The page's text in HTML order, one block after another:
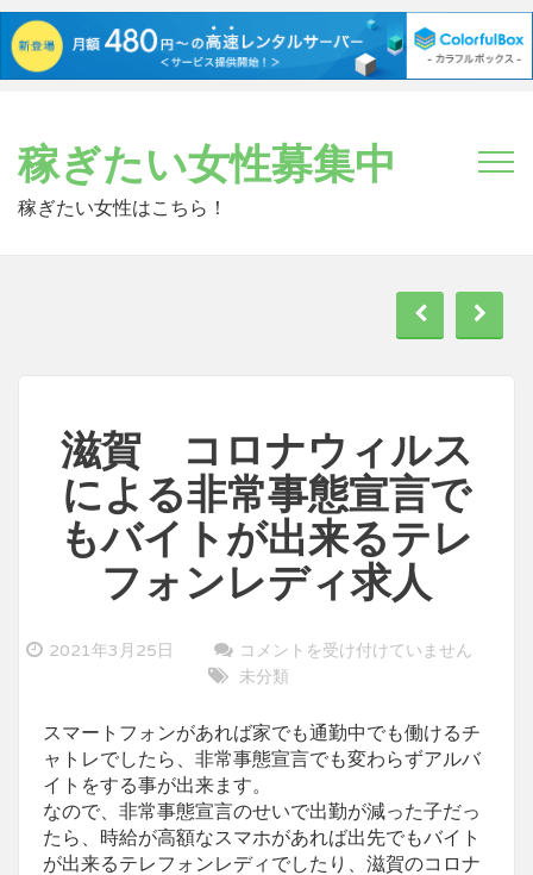
content
稼ぎたい女性募集中
稼ぎたい女性はこちら！
滋賀 コロナウィルス
による非常事態宣言で
もバイトが出来るテレ
フォンレディ求人
2021年3月25日
滋
賀
コ
ウ
ィ
ル
ス
に
よ
る
非
常
コメントを受け付けていません
未分類
スマートフォンがあれば家でも通勤中でも働けるチ
ャトレでしたら、非常事態宣言でも変わらずアルバ
イトをする事が出来ます。
なので、非常事態宣言のせいで出勤が減った子だっ
たら、時給が高額なスマホがあれば出先でもバイト
が出来るテレフォンレディでしたり、滋賀のコロナ